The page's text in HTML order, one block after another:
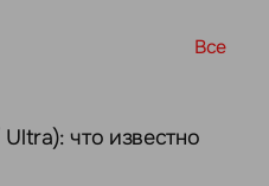
Все
что известно